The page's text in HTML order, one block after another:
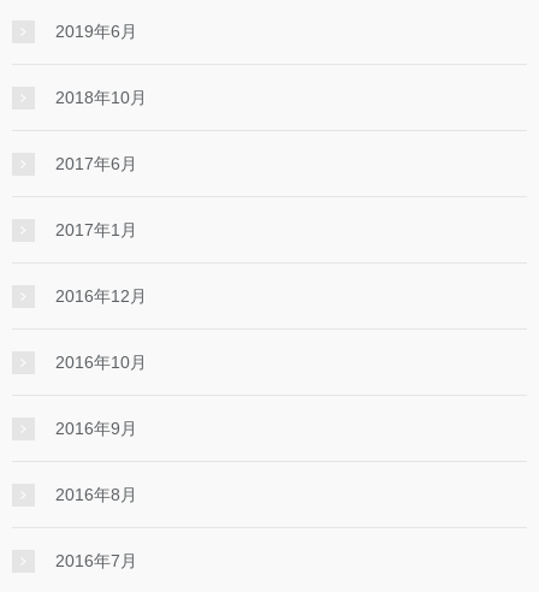
2019年6月
2018年10月
2017年6月
2017年1月
2016年12月
2016年10月
2016年9月
2016年8月
2016年7月